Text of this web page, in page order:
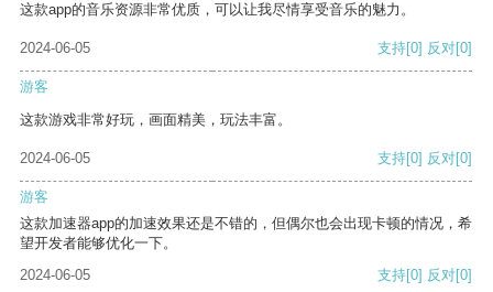
这款app的音乐资源非常优质，可以让我尽情享受音乐的魅力。
2024-06-05 支持[0] 反对[0]
游客
这款游戏非常好玩，画面精美，玩法丰富。
2024-06-05 支持[0] 反对[0]
游客
这款加速器app的加速效果还是不错的，但偶尔也会出现卡顿的情况，希
望开发者能够优化一下。
2024-06-05
支持[0] 反对[0]